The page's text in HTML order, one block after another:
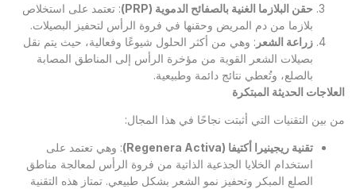
حقن البلازما الغنية بالصفائح الدموية (PRP)
: تعتمد على استخلاص
بلازما من دم المريض وحقنها في فروة الرأس لتحفيز البصيلات.
زراعة الشعر : وهي من أكثر الحلول شيوعًا وفعالية، حيث يتم نقل
بصيلات الشعر القوية من مؤخرة الرأس إلى المناطق المصابة
بالصلع، وتُعطي نتائج دائمة وطبيعية.
العلاجات الحديثة المبتكرة
من بين التقنيات التي أثبتت نجاحًا في هذا المجال:
تقنية ريجينيرا أكتيفا (Regenera Activa)
: وهي تعتمد على
استخدام الخلايا الجذعية الذاتية من فروة الرأس لمعالجة مناطق
الصلع المبكر وتحفيز نمو الشعر بشكل طبيعي. تمتاز هذه التقنية